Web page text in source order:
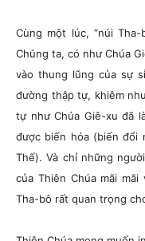
Cùng một lúc, “núi
Chúng ta, có như Chúa
vào thung lũng của sự
đường thập tự, khiêm
tự như Chúa Giê-xu đã
được biến hóa (biến đổi
Thế). Và chỉ những
của Thiên Chúa mãi
Tha-bô rất quan trọng